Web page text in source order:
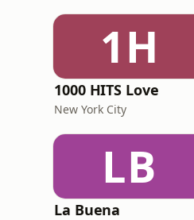
1H
1000 HITS Love
New York City
LB
La Buena